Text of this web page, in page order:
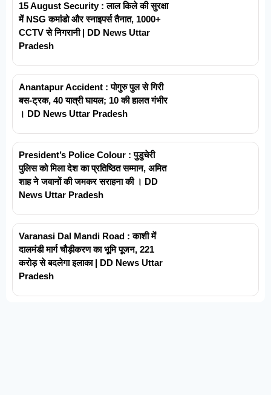
15 August Security : लाल किले की सुरक्षा
में NSG कमांडो और स्नाइपर्स तैनात, 1000+
CCTV से निगरानी | DD News Uttar
Pradesh
Anantapur Accident : पोगुरु पुल से गिरी
बस-ट्रक, 40 यात्री घायल; 10 की हालत गंभीर
। DD News Uttar Pradesh
President’s Police Colour : पुडुचेरी
पुलिस को मिला देश का प्रतिष्ठित सम्मान, अमित
शाह ने जवानों की जमकर सराहना की । DD
News Uttar Pradesh
Varanasi Dal Mandi Road : काशी में
दालमंडी मार्ग चौड़ीकरण का भूमि पूजन, 221
करोड़ से बदलेगा इलाका | DD News Uttar
Pradesh